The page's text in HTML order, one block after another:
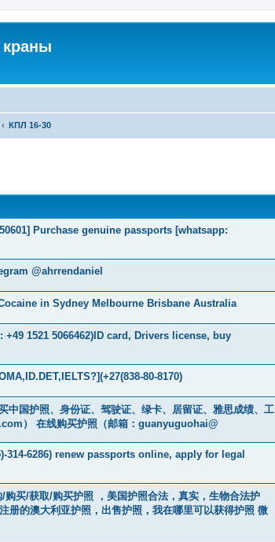
КПЛ 16-30
Purchase genuine passports [whatsapp:
@ahrrendaniel
in Sydney Melbourne Brisbane Australia
1521 5066462)ID card, Drivers license, buy
80-8170)
国护照、身份证、驾驶证、绿卡、居留证、雅思成绩、工
） 在线购买护照（邮箱：guanyuguohai@
314-6286) renew passports online, apply for legal
买/获取/购买护照 ，美国护照合法，真实，生物合法护
册的澳大利亚护照，出售护照，我在哪里可以获得护照 微